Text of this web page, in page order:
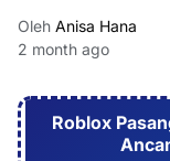
Oleh Anisa Hana
2 month ago
Roblox